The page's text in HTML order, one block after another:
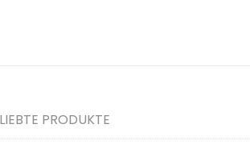
PRODUKTE